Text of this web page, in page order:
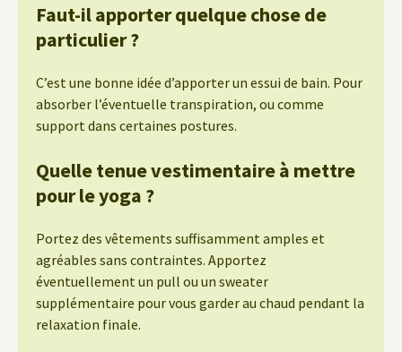
Faut-il apporter quelque chose de
particulier ?
C’est une bonne idée d’apporter un essui de bain. Pour
absorber l’éventuelle transpiration, ou comme
support dans certaines postures.
Quelle tenue vestimentaire à mettre
pour le yoga ?
Portez des vêtements suffisamment amples et
agréables sans contraintes. Apportez
éventuellement un pull ou un sweater
supplémentaire pour vous garder au chaud pendant la
relaxation finale.